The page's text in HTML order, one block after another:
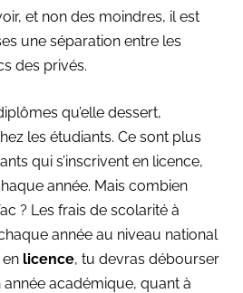
et non des moindres, il est
une séparation entre les
des privés.
qu’elle dessert,
les étudiants. Ce sont plus
qui s’inscrivent en licence,
année. Mais combien
? Les frais de scolarité à
année au niveau national
en licence, tu devras débourser
académique, quant à